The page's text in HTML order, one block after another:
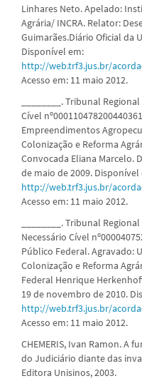
Linhares Neto. Apelado:
Agrária/ INCRA. Relator:
Guimarães.Diário Oficial da
Disponível em:
http://web.trf3.jus.br/
Acesso em: 11 maio 2012.
________. Tribunal
Cível
Empreendimentos
Colonização e Reforma
Convocada Eliana Marcelo.
de maio de 2009. Disponível
http://web.trf3.jus.br/
Acesso em: 11 maio 2012.
________. Tribunal
Necessário Cível
Público Federal. Agravado:
Colonização e Reforma
Federal Henrique
19 de novembro de 2010.
http://web.trf3.jus.br/
Acesso em: 11 maio 2012.
CHEMERIS, Ivan Ramon. A
do Judiciário diante das
Editora Unisinos, 2003.